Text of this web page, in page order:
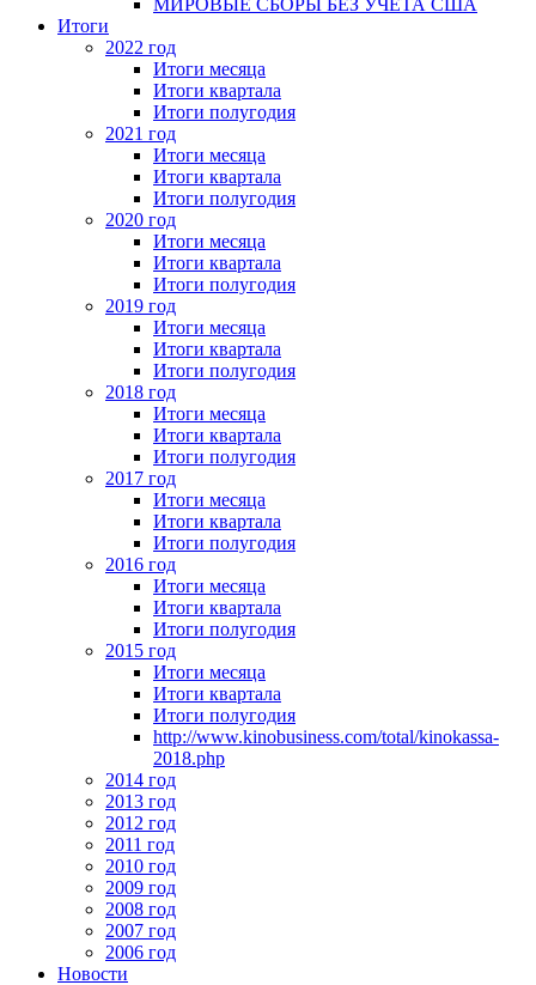
МИРОВЫЕ СБОРЫ БЕЗ УЧЕТА США
Итоги
2022 год
Итоги месяца
Итоги квартала
Итоги полугодия
2021 год
Итоги месяца
Итоги квартала
Итоги полугодия
2020 год
Итоги месяца
Итоги квартала
Итоги полугодия
2019 год
Итоги месяца
Итоги квартала
Итоги полугодия
2018 год
Итоги месяца
Итоги квартала
Итоги полугодия
2017 год
Итоги месяца
Итоги квартала
Итоги полугодия
2016 год
Итоги месяца
Итоги квартала
Итоги полугодия
2015 год
Итоги месяца
Итоги квартала
Итоги полугодия
http://www.kinobusiness.com/total/kinokassa-
2018.php
2014 год
2013 год
2012 год
2011 год
2010 год
2009 год
2008 год
2007 год
2006 год
Новости